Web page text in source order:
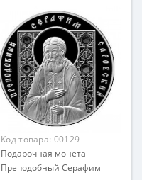
Код товара: 00129
Подарочная монета
Преподобный Серафим